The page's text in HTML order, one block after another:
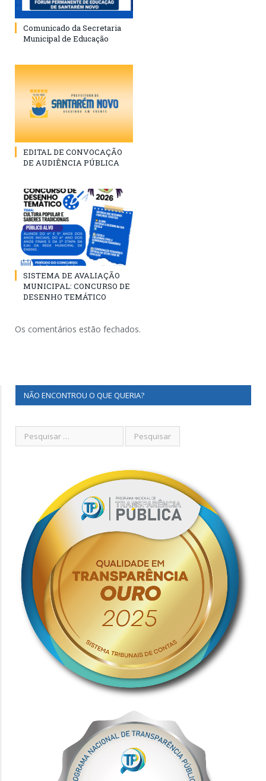
Comunicado da Secretaria
Municipal de Educação
EDITAL DE CONVOCAÇÃO
DE AUDIÊNCIA PÚBLICA
SISTEMA DE AVALIAÇÃO
MUNICIPAL: CONCURSO DE
DESENHO TEMÁTICO
Os comentários estão fechados.
NÃO ENCONTROU O QUE QUERIA?